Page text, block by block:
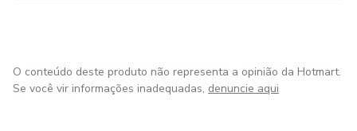
O conteúdo deste produto não representa a opinião da Hotmart.
Se você vir informações inadequadas, denuncie aqui